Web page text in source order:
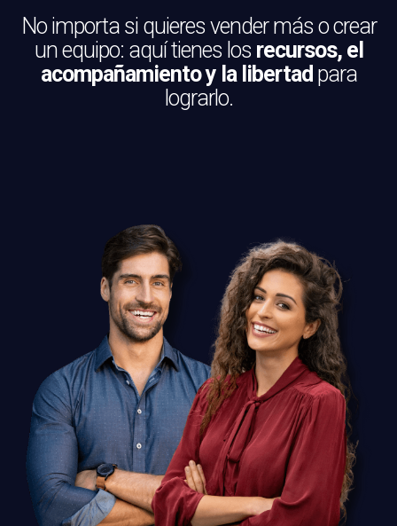
No importa si quieres vender más o crear
un equipo: aquí tienes los recursos, el
acompañamiento y la libertad para
lograrlo.